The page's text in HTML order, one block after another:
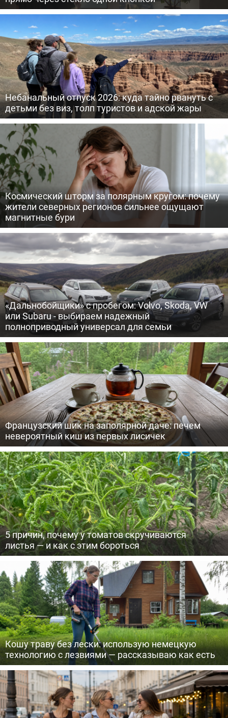
Небанальный отпуск 2026: куда тайно рвануть с
детьми без виз, толп туристов и адской жары
Космический шторм за полярным кругом: почему
жители северных регионов сильнее ощущают
магнитные бури
«Дальнобойщики» с пробегом: Volvo, Skoda, VW
или Subaru - выбираем надежный
полноприводный универсал для семьи
Французский шик на заполярной даче: печем
невероятный киш из первых лисичек
5 причин, почему у томатов скручиваются
листья — и как с этим бороться
Кошу траву без лески: использую немецкую
технологию с лезвиями — рассказываю как есть